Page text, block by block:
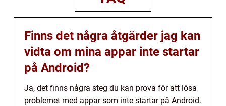
Finns det några åtgärder jag kan
vidta om mina appar inte startar
på Android?
Ja, det finns några steg du kan prova för att lösa
problemet med appar som inte startar på Android.